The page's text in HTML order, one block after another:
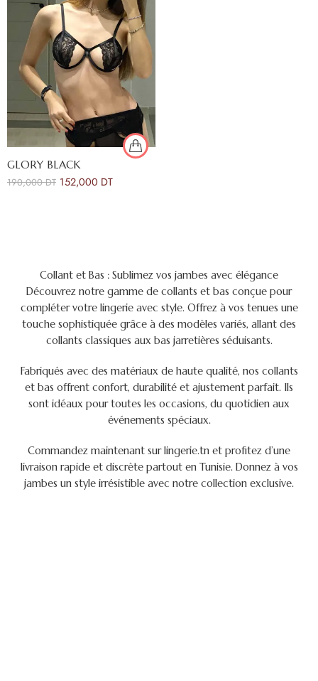
GLORY BLACK
190,000DT 152,000 DT
Collant et Bas : Sublimez vos jambes avec élégance
Découvrez notre gamme de collants et bas conçue pour
compléter votre lingerie avec style. Offrez à vos tenues une
touche sophistiquée grâce à des modèles variés, allant des
collants classiques aux bas jarretières séduisants.
Fabriqués avec des matériaux de haute qualité, nos collants
et bas offrent confort, durabilité et ajustement parfait. Ils
sont idéaux pour toutes les occasions, du quotidien aux
événements spéciaux.
Commandez maintenant sur lingerie.tn et profitez d’une
livraison rapide et discrète partout en Tunisie. Donnez à vos
jambes un style irrésistible avec notre collection exclusive.